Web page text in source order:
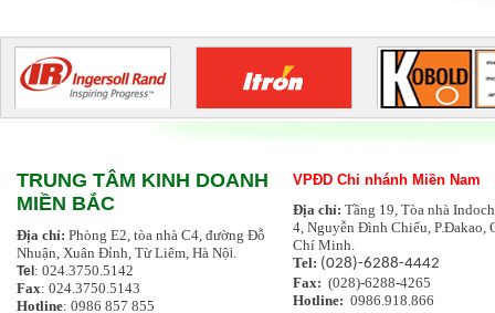
TRUNG TÂM KINH DOANH
MIỀN BẮC
Địa chỉ: Phòng E2, tòa nhà C4, đường Đỗ
Nhuận, Xuân Đỉnh, Từ Liêm, Hà Nội.
Tel : 024.3750.5142
Fax: 024.3750.5143
Hotline: 0986 857 855
VPĐD Chi nhánh Miền Nam
Địa chỉ: Tầng 19, Tòa nhà
4, Nguyễn Đình Chiểu, P.Đakao,
Chí Minh.
Tel: (028)-6288-4442
Fax: (028)-6288-4265
Hotline: 0986.918.866